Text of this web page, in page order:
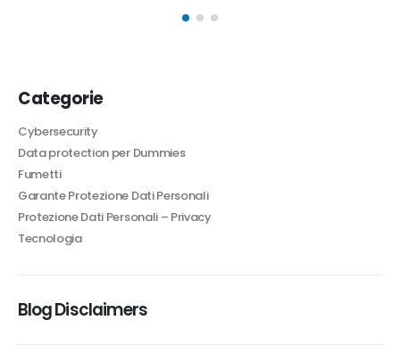
Categorie
Data protection per Dummies
Fumetti
Blog Disclaimers